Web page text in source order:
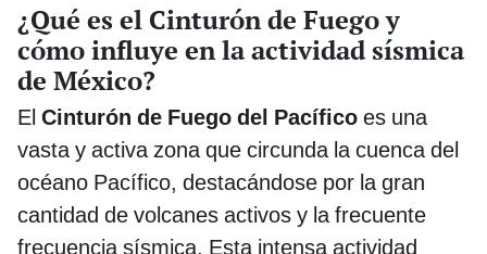
¿Qué es el Cinturón de Fuego y
cómo influye en la actividad sísmica
de México?
El Cinturón de Fuego del Pacífico es una
vasta y activa zona que circunda la cuenca del
océano Pacífico, destacándose por la gran
cantidad de volcanes activos y la frecuente
frecuencia sísmica. Esta intensa actividad